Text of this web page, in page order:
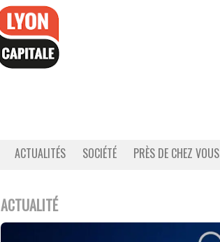
ACTUALITÉS SOCIÉTÉ PRÈS DE CHEZ VOUS
ACTUALITÉ